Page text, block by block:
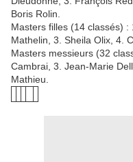
Boris Rolin.
Masters filles (14 classés)
Mathelin, 3. Sheila Olix, 4.
Masters messieurs (32
Cambrai, 3. Jean-Marie
Mathieu.